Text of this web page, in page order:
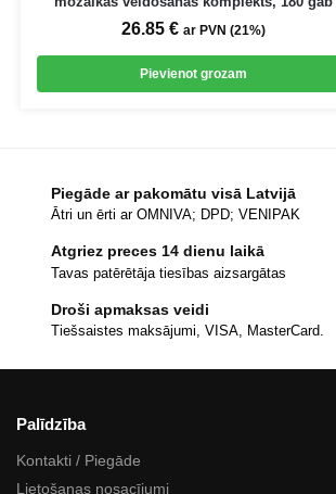
26.85€ ar PVN (21%)
Pievienot grozam
Piegāde ar pakomātu visā Latvijā
Ātri un ērti ar OMNIVA; DPD; VENIPAK
Atgriez preces 14 dienu laikā
Tavas patērētāja tiesības aizsargātas
Droši apmaksas veidi
Tiešsaistes maksājumi, VISA, MasterCard.
Palīdzība
Kontakti / Piegāde
Lietošanas nosacījumi